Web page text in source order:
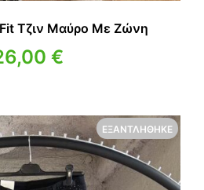
Τζιν Μαύρο Με Ζώνη
€
ΕΞΑΝΤΛΉΘΗΚΕ